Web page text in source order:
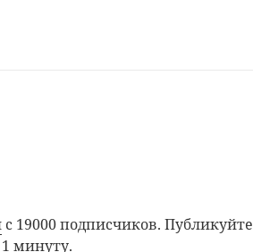
с 19000 подписчиков. Публикуйте
1 минуту.